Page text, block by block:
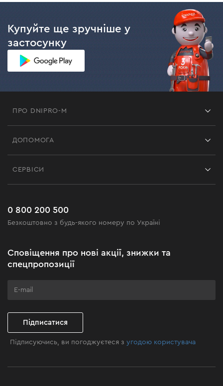
Купуйте ще зручніше у
застосунку
ПРО DNIPRO-M
Відгуки
Чорна п'ятниця
Клуб майстерності
ДОПОМОГА
Поширені запитання
СЕРВІСИ
0 800 200 500
Безкоштовно з будь-якого номеру по Україні
Сповіщення про нові акції, знижки та
спецпропозиції
Підписатися
Підписуючись, ви погоджуєтеся зугодою користувача